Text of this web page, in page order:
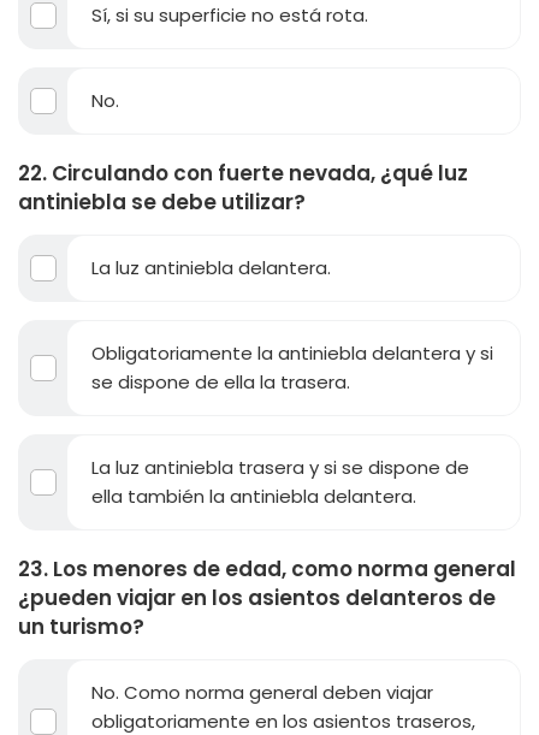
Sí, si su superficie no está rota.
No.
22. Circulando con fuerte nevada, ¿qué luz
antiniebla se debe utilizar?
La luz antiniebla delantera.
Obligatoriamente la antiniebla delantera y si
se dispone de ella la trasera.
La luz antiniebla trasera y si se dispone de
ella también la antiniebla delantera.
23. Los menores de edad, como norma general
¿pueden viajar en los asientos delanteros de
un turismo?
No. Como norma general deben viajar
obligatoriamente en los asientos traseros,